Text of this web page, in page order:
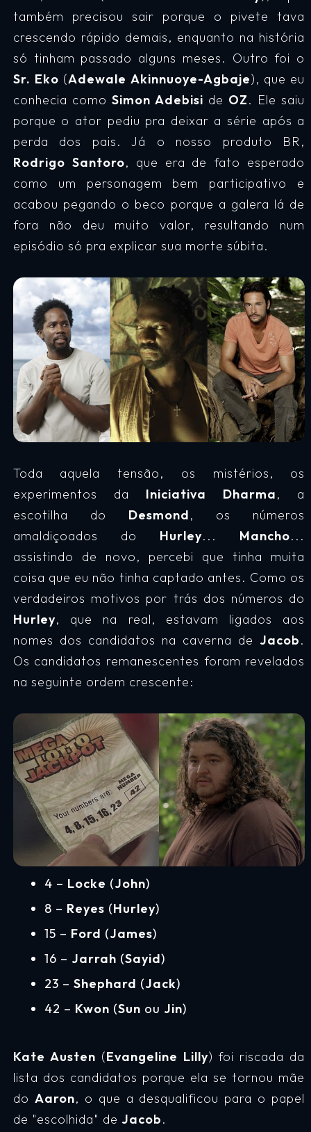
também precisou sair porque o pivete tava
crescendo rápido demais, enquanto na história
só tinham passado alguns meses. Outro foi o
Sr. Eko (Adewale Akinnuoye-Agbaje), que eu
conhecia como Simon Adebisi de OZ. Ele saiu
porque o ator pediu pra deixar a série após a
perda dos pais. Já o nosso produto BR,
Rodrigo Santoro, que era de fato esperado
como um personagem bem participativo e
acabou pegando o beco porque a galera lá de
fora não deu muito valor, resultando num
episódio só pra explicar sua morte súbita.
Toda aquela tensão, os mistérios, os
experimentos da Iniciativa Dharma, a
escotilha do Desmond, os números
amaldiçoados do Hurley... Mancho...
assistindo de novo, percebi que tinha muita
coisa que eu não tinha captado antes. Como os
verdadeiros motivos por trás dos números do
Hurley, que na real, estavam ligados aos
nomes dos candidatos na caverna de Jacob.
Os candidatos remanescentes foram revelados
na seguinte ordem crescente:
4 – Locke (John)
8 – Reyes (Hurley)
15 – Ford (James)
16 – Jarrah (Sayid)
23 – Shephard (Jack)
42 – Kwon (Sun ou Jin)
Kate Austen (Evangeline Lilly) foi riscada da
lista dos candidatos porque ela se tornou mãe
do Aaron, o que a desqualificou para o papel
de "escolhida" de Jacob.